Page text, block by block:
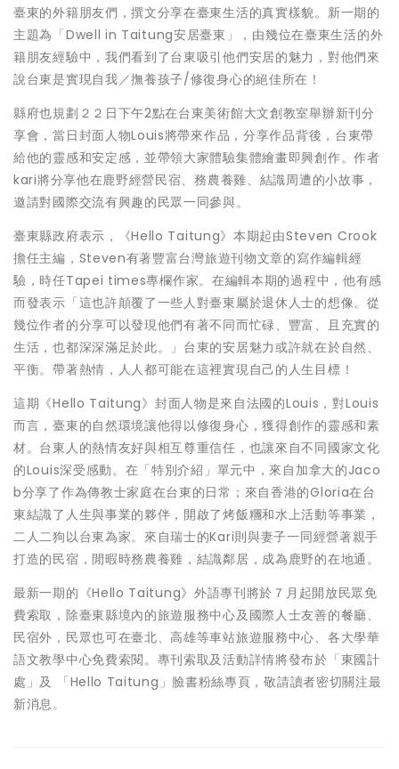
臺東的外籍朋友們，撰文分享在臺東生活的真實樣貌。新一期的
主題為「Dwell in Taitung安居臺東」，由幾位在臺東生活的外
籍朋友經驗中，我們看到了台東吸引他們安居的魅力，對他們來
說台東是實現自我／撫養孩子/修復身心的絕佳所在！
縣府也規劃２２日下午2點在台東美術館大文創教室舉辦新刊分
享會，當日封面人物Louis將帶來作品，分享作品背後，台東帶
給他的靈感和安定感，並帶領大家體驗集體繪畫即興創作。作者
kari將分享他在鹿野經營民宿、務農養雞、結識周遭的小故事，
邀請對國際交流有興趣的民眾一同參與。
臺東縣政府表示，《Hello Taitung》本期起由Steven Crook
擔任主編，Steven有著豐富台灣旅遊刊物文章的寫作編輯經
驗，時任Tapei times專欄作家。在編輯本期的過程中，他有感
而發表示「這也許顛覆了一些人對臺東屬於退休人士的想像。從
幾位作者的分享可以發現他們有著不同而忙碌、豐富、且充實的
生活，也都深深滿足於此。」台東的安居魅力或許就在於自然、
平衡。帶著熱情，人人都可能在這裡實現自己的人生目標！
這期《Hello Taitung》封面人物是來自法國的Louis，對Louis
而言，臺東的自然環境讓他得以修復身心，獲得創作的靈感和素
材。台東人的熱情友好與相互尊重信任，也讓來自不同國家文化
的Louis深受感動。在「特別介紹」單元中，來自加拿大的Jaco
b分享了作為傳教士家庭在台東的日常；來自香港的Gloria在台
東結識了人生與事業的夥伴，開啟了烤飯糰和水上活動等事業，
二人二狗以台東為家。來自瑞士的Kari則與妻子一同經營著親手
打造的民宿，閒暇時務農養雞，結識鄰居，成為鹿野的在地通。
最新一期的《Hello Taitung》外語專刊將於７月起開放民眾免
費索取，除臺東縣境內的旅遊服務中心及國際人士友善的餐廳、
民宿外，民眾也可在臺北、高雄等車站旅遊服務中心、各大學華
語文教學中心免費索閱。專刊索取及活動詳情將發布於「東國計
處」及 「Hello Taitung」臉書粉絲專頁，敬請讀者密切關注最
新消息。